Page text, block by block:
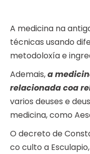
A medicina na
técnicas usando
metodoloxía e
Ademais,a
relacionada coa
varios deuses e
medicina, como
O decreto de
co culto a